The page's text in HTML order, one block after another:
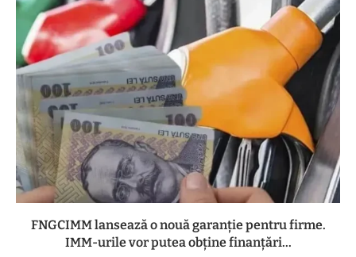
FNGCIMM lansează o nouă garanție pentru firme.
IMM-urile vor putea obține finanțări...